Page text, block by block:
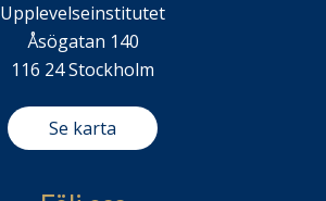
Upplevelseinstitutet
Åsögatan 140
116 24 Stockholm
Se karta